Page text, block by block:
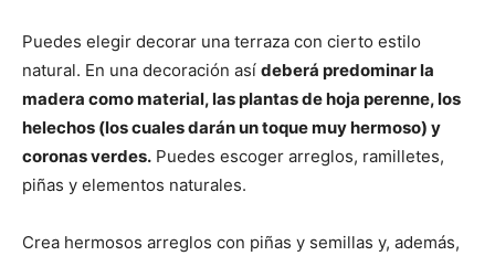
Puedes elegir decorar una terraza con cierto estilo
natural. En una decoración así deberá predominar la
madera como material, las plantas de hoja perenne, los
helechos (los cuales darán un toque muy hermoso) y
coronas verdes. Puedes escoger arreglos, ramilletes,
piñas y elementos naturales.
Crea hermosos arreglos con piñas y semillas y, además,